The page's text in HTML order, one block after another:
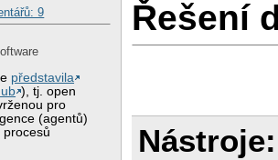
9
představila
), tj. open
pro
(agentů)
Řešení
Nástroje: